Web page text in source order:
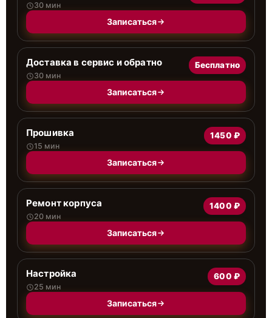
30 мин
Записаться
Доставка в сервис и обратно
30 мин
Бесплатно
Записаться
Прошивка
15 мин
1450 ₽
Записаться
Ремонт корпуса
20 мин
1400 ₽
Записаться
Настройка
25 мин
600 ₽
Записаться